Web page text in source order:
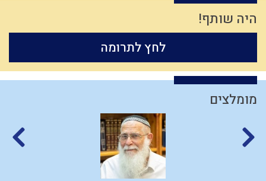
היה שותף!
לחץ לתרומה
מומלצים